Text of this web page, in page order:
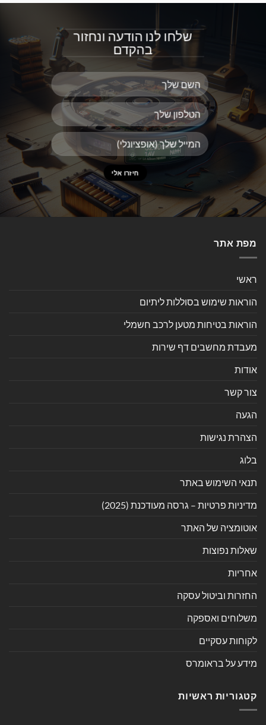
שלחו לנו הודעה ונחזור
בהקדם
מפת אתר
ראשי
הוראות שימוש בסוללות ליתיום
הוראות בטיחות מטען לרכב חשמלי
מעבדת מחשבים דף שירות
אודות
צור קשר
הגעה
הצהרת נגישות
בלוג
תנאי השימוש באתר
מדיניות פרטיות – גרסה מעודכנת (2025)
אוטומציה של האתר
שאלות נפוצות
אחריות
החזרות וביטול עסקה
משלוחים ואספקה
לקוחות עסקיים
מידע על בראומרס
קטגוריות ראשיות